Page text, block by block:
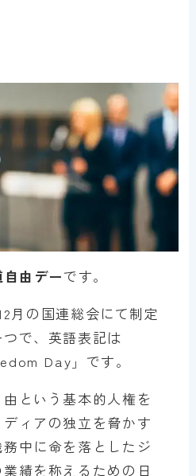
由デーです。
月の国連総会にて制定
で、英語表記は
Day」です。
という基本的人権を
ィアの独立を脅かす
中に命を落としたジ
績を称えるための日